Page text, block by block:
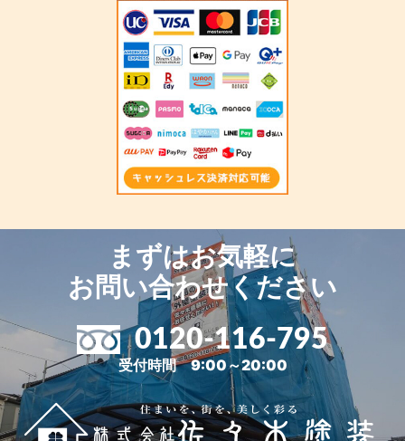
まずはお気軽に
お問い合わせください
0120-116-795
受付時間 9:00～20:00